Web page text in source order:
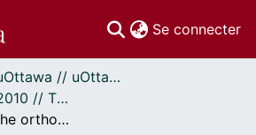
Se connecter
Thèses uOttawa // uOttawa Theses
Thèses, 1910 - 2010 // Theses, 1910 - 2010
Application of the orthogonal collocation method to some static and dynamic problems in structural mechanics.